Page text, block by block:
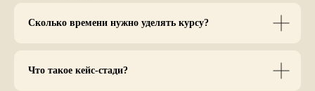
Сколько времени нужно уделять курсу?
Что такое кейс-стади?